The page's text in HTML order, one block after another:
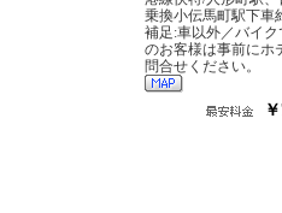
乗換小伝馬町駅下車
補足:車以外／バイク
のお客様は事前にホ
問合せください。